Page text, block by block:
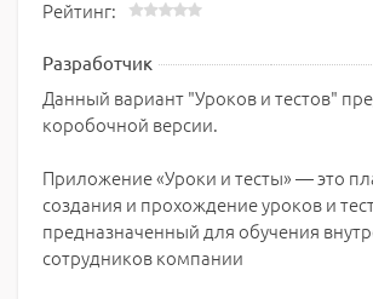
Рейтинг:
Разработчик
Данный вариант "Уроков и тестов"
коробочной версии.
Приложение «Уроки и тесты» — это
создания и прохождение уроков и
предназначенный для обучения
сотрудников компании